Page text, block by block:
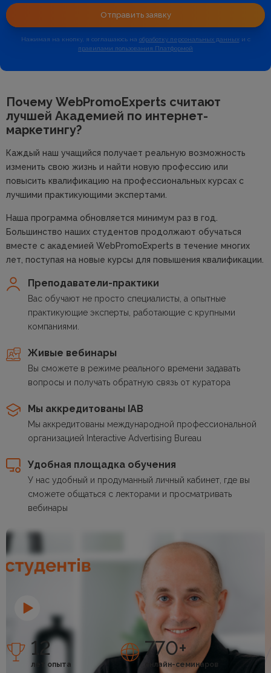
Отправить заявку
Нажимая на кнопку, я соглашаюсь на обработку персональных данныхи с
правилами пользования Платформой
Почему WebPromoExperts считают
лучшей Академией по интернет-
маркетингу?
Каждый наш учащийся получает реальную возможность
изменить свою жизнь и найти новую профессию или
повысить квалификацию на профессиональных курсах с
лучшими практикующими экспертами.
Наша программа обновляется минимум раз в год.
Большинство наших студентов продолжают обучаться
вместе с академией WebPromoExperts в течение многих
лет, поступая на новые курсы для повышения квалификации.
Преподаватели-практики
Вас обучают не просто специалисты, а опытные
практикующие эксперты, работающие с крупными
компаниями.
Живые вебинары
Вы сможете в режиме реального времени задавать
вопросы и получать обратную связь от куратора
Мы аккредитованы IAB
Мы аккредитованы международной профессиональной
организацией Interactive Advertising Bureau
Удобная площадка обучения
У нас удобный и продуманный личный кабинет, где вы
сможете общаться с лекторами и просматривать
вебинары
12
лет опыта
770+
онлайн-семинаров